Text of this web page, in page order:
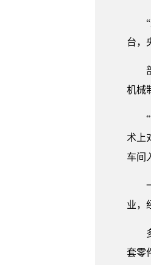
台，
机械
术上
车间
业，
套零